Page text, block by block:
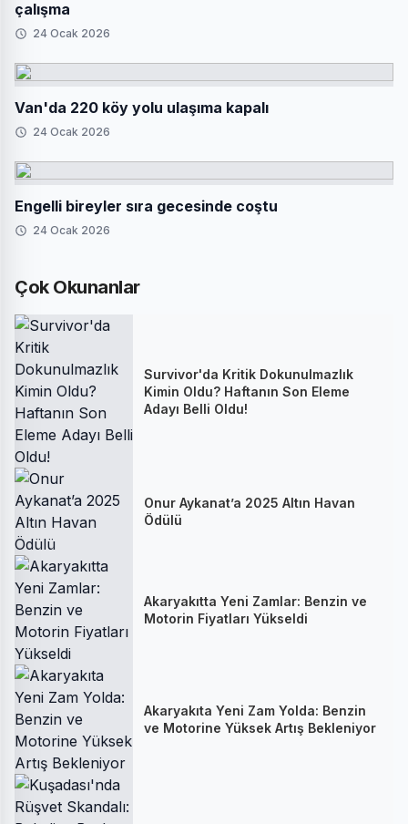
çalışma
24 Ocak 2026
Van'da 220 köy yolu ulaşıma kapalı
24 Ocak 2026
Engelli bireyler sıra gecesinde coştu
24 Ocak 2026
Çok Okunanlar
Survivor'da Kritik Dokunulmazlık
Kimin Oldu? Haftanın Son Eleme
Adayı Belli Oldu!
Onur Aykanat’a 2025 Altın Havan
Ödülü
Akaryakıtta Yeni Zamlar: Benzin ve
Motorin Fiyatları Yükseldi
Akaryakıta Yeni Zam Yolda: Benzin
ve Motorine Yüksek Artış Bekleniyor